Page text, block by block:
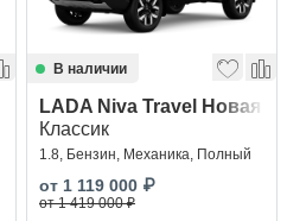
В наличии
LADA Niva Travel Новая
Классик
1.8, Бензин, Механика, Полный
от 1 119 000 ₽
от 1 419 000 ₽